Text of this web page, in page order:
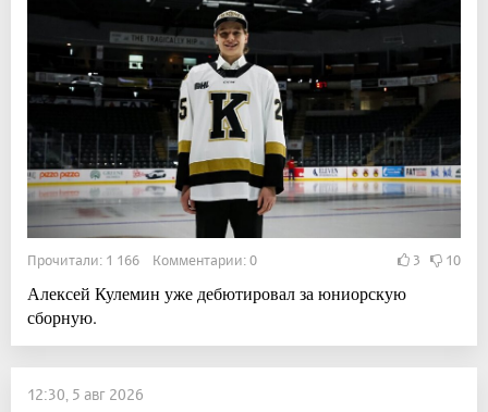
Прочитали: 1 166 Комментарии: 0 3 10
Алексей Кулемин уже дебютировал за юниорскую
сборную.
12:30, 5 авг 2026